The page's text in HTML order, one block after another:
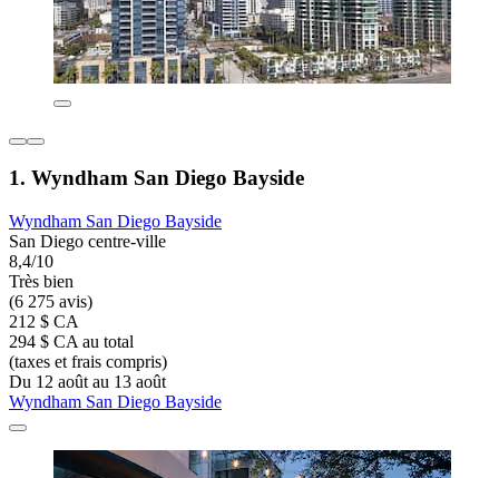
1. Wyndham San Diego Bayside
Wyndham San Diego Bayside
San Diego centre-ville
8,4/10
Très bien
(6 275 avis)
212 $ CA
294 $ CA au total
(taxes et frais compris)
Du 12 août au 13 août
Wyndham San Diego Bayside